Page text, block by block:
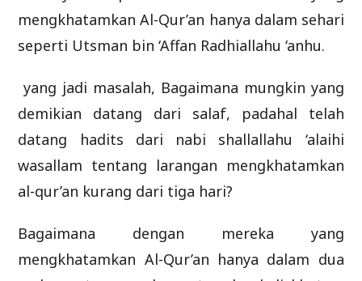
mengkhatamkan Al-Qur’an hanya dalam sehari
seperti Utsman bin ‘Affan Radhiallahu ‘anhu.
yang jadi masalah, Bagaimana mungkin yang
demikian datang dari salaf, padahal telah
datang hadits dari nabi shallallahu ‘alaihi
wasallam tentang larangan mengkhatamkan
al-qur’an kurang dari tiga hari?
Bagaimana dengan mereka yang
mengkhatamkan Al-Qur’an hanya dalam dua